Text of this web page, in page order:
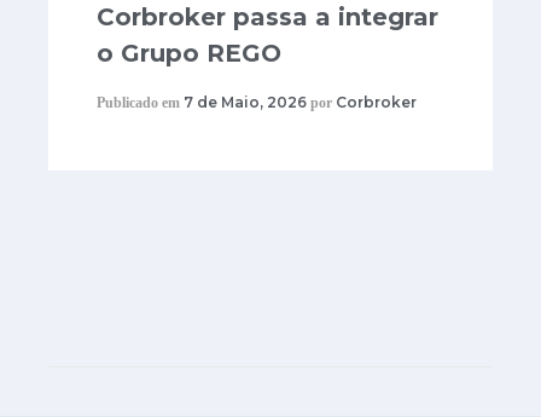
Corbroker passa a integrar
o Grupo REGO
Publicado em 7 de Maio, 2026 por Corbroker